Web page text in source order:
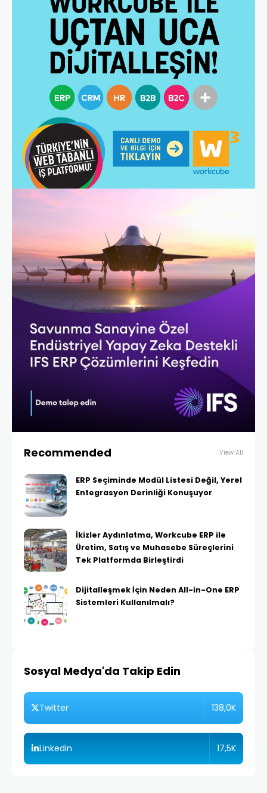
Recommended View All
ERP Seçiminde Modül Listesi Değil, Yerel
Entegrasyon Derinliği Konuşuyor
İkizler Aydınlatma, Workcube ERP ile
Üretim, Satış ve Muhasebe Süreçlerini
Tek Platformda Birleştirdi
Dijitalleşmek İçin Neden All-in-One ERP
Sistemleri Kullanılmalı?
Sosyal Medya'da Takip Edin
Twitter 138,0K
Linkedin 17,5K